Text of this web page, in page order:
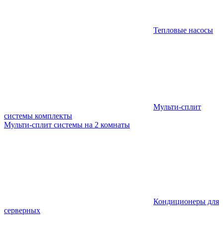
Тепловые насосы
Мульти-сплит
системы комплекты
Мульти-сплит системы на 2 комнаты
Кондиционеры для
серверных